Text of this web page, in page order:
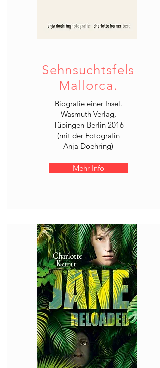
Sehnsuchtsfels
Mallorca.
Biografie einer Insel.
Wasmuth Verlag,
Tübingen-Berlin 2016
(mit der Fotografin
Anja Doehring)
Mehr Info